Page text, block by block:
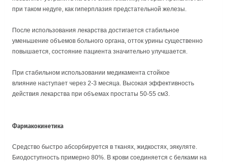
при таком недуге, как гиперплазия предстательной железы.
После использования лекарства достигается стабильное
уменьшение объемов больного органа, отток урины существенно
повышается, состояние пациента значительно улучшается.
При стабильном использовании медикамента стойкое
влияние наступает через 2-3 месяца. Высокая эффективность
действия лекарства при объемах простаты 50-55 см3.
Фармакокинетика
Средство быстро абсорбируется в тканях, жидкостях, эякуляте.
Биодоступность примерно 80%. В крови соединяется с белками на